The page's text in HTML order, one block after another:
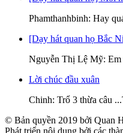
Phamthanhbinh: Hay
[Dạy hát quan họ Bắc
Nguyễn Thị Lệ Mỹ:
Lời chúc đầu xuân
Chinh: Trổ 3 thừa câu
© Bản quyền 2019 bởi Quan
Phát triển nội dung bởi các